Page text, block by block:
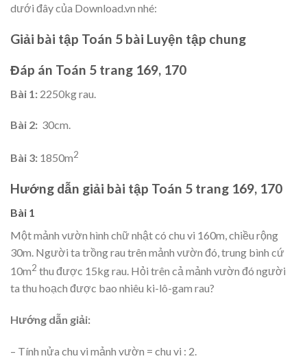
dưới đây của Download.vn nhé:
Giải bài tập Toán 5 bài Luyện tập chung
Đáp án Toán 5 trang 169, 170
Bài 1: 2250kg rau.
Bài 2: 30cm.
Bài 3: 1850m2
Hướng dẫn giải bài tập Toán 5 trang 169, 170
Bài 1
Một mảnh vườn hình chữ nhật có chu vi 160m, chiều rộng
30m. Người ta trồng rau trên mảnh vườn đó, trung bình cứ
10m2 thu được 15kg rau. Hỏi trên cả mảnh vườn đó người
ta thu hoạch được bao nhiêu ki-lô-gam rau?
Hướng dẫn giải:
– Tính nửa chu vi mảnh vườn = chu vi : 2.